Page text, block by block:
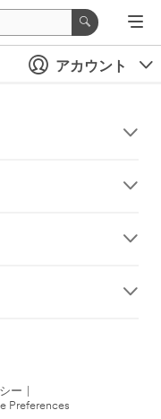
アカウント
ー
Preferences